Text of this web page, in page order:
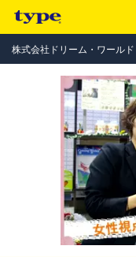
株式会社ドリーム・ワールド